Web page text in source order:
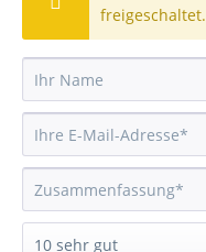
freigeschaltet.